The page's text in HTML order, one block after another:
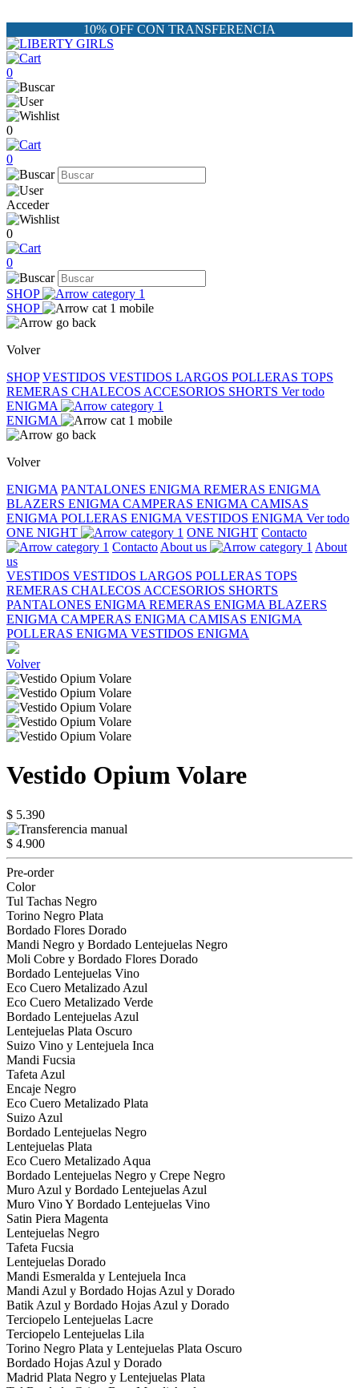
10% OFF CON TRANSFERENCIA
0
0
0
Acceder
0
0
SHOP
SHOP
Volver
SHOP VESTIDOS VESTIDOS LARGOS POLLERAS TOPS
REMERAS CHALECOS ACCESORIOS SHORTS Ver todo
ENIGMA
ENIGMA
Volver
ENIGMA PANTALONES ENIGMA REMERAS ENIGMA
BLAZERS ENIGMA CAMPERAS ENIGMA CAMISAS
ENIGMA POLLERAS ENIGMA VESTIDOS ENIGMA Ver todo
ONE NIGHT
ONE NIGHT Contacto
Contacto About us
About
us
VESTIDOS VESTIDOS LARGOS POLLERAS TOPS
REMERAS CHALECOS ACCESORIOS SHORTS
PANTALONES ENIGMA REMERAS ENIGMA BLAZERS
ENIGMA CAMPERAS ENIGMA CAMISAS ENIGMA
POLLERAS ENIGMA VESTIDOS ENIGMA
Volver
Vestido Opium Volare
$ 5.390
$ 4.900
Pre-order
Color
Tul Tachas Negro
Torino Negro Plata
Bordado Flores Dorado
Mandi Negro y Bordado Lentejuelas Negro
Moli Cobre y Bordado Flores Dorado
Bordado Lentejuelas Vino
Eco Cuero Metalizado Azul
Eco Cuero Metalizado Verde
Bordado Lentejuelas Azul
Lentejuelas Plata Oscuro
Suizo Vino y Lentejuela Inca
Mandi Fucsia
Tafeta Azul
Encaje Negro
Eco Cuero Metalizado Plata
Suizo Azul
Bordado Lentejuelas Negro
Lentejuelas Plata
Eco Cuero Metalizado Aqua
Bordado Lentejuelas Negro y Crepe Negro
Muro Azul y Bordado Lentejuelas Azul
Muro Vino Y Bordado Lentejuelas Vino
Satin Piera Magenta
Lentejuelas Negro
Tafeta Fucsia
Lentejuelas Dorado
Mandi Esmeralda y Lentejuela Inca
Mandi Azul y Bordado Hojas Azul y Dorado
Batik Azul y Bordado Hojas Azul y Dorado
Terciopelo Lentejuelas Lacre
Terciopelo Lentejuelas Lila
Torino Negro Plata y Lentejuelas Plata Oscuro
Bordado Hojas Azul y Dorado
Madrid Plata Negro y Lentejuelas Plata